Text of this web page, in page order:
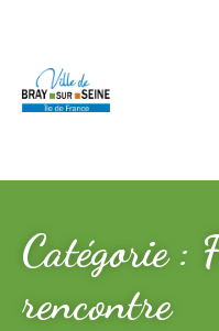
Catégorie :
rencontre